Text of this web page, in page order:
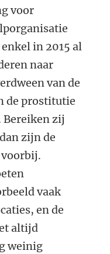
voor
in 2015 al
naar
van de
de prostitutie
Bereiken zij
zijn de
vaak
en de
altijd
weinig